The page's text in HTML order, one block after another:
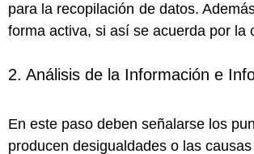
para la recopilación de datos.
forma activa, si así se acuerda por la
2. Análisis de la Información e
En este paso deben señalarse los
producen desigualdades o las